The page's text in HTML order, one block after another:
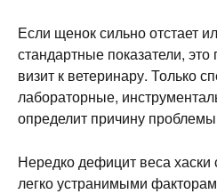
Если щенок сильно отстает
стандартные показатели,
визит к ветеринару. Только
лабораторные,
определит причину
Нередко дефицит веса
легко устранимыми